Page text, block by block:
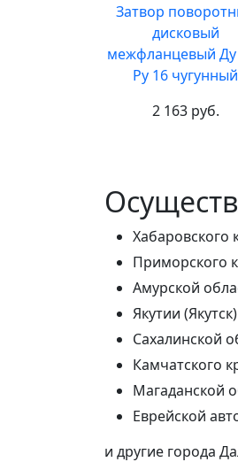
Затвор
дисковый
межфланцевый Ду
Ру 16 чугунный
2 163 руб.
Хабаровского
Приморского
Амурской
Якутии (Якутск)
Сахалинской
Камчатского
Магаданской
Еврейской
и другие города